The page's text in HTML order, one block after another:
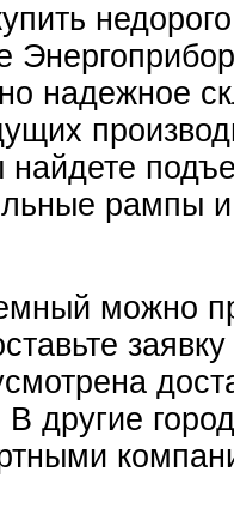
надежное
найдете
рампы и
можно
В другие